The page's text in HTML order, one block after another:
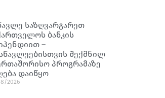
საზღვარგარეთ
ბანკის
–
შექმნილ
პროგრამაზე
დაიწყო
2026